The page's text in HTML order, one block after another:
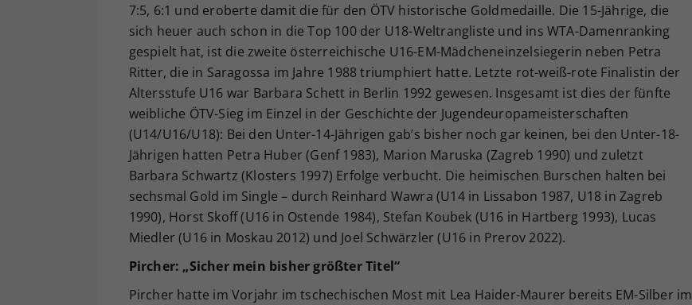
7:5, 6:1 und eroberte damit die für den ÖTV historische Goldmedaille. Die 15-Jährige, die
sich heuer auch schon in die Top 100 der U18-Weltrangliste und ins WTA-Damenranking
gespielt hat, ist die zweite österreichische U16-EM-Mädcheneinzelsiegerin neben Petra
Ritter, die in Saragossa im Jahre 1988 triumphiert hatte. Letzte rot-weiß-rote Finalistin der
Altersstufe U16 war Barbara Schett in Berlin 1992 gewesen. Insgesamt ist dies der fünfte
weibliche ÖTV-Sieg im Einzel in der Geschichte der Jugendeuropameisterschaften
(U14/U16/U18): Bei den Unter-14-Jährigen gab’s bisher noch gar keinen, bei den Unter-18-
Jährigen hatten Petra Huber (Genf 1983), Marion Maruska (Zagreb 1990) und zuletzt
Barbara Schwartz (Klosters 1997) Erfolge verbucht. Die heimischen Burschen halten bei
sechsmal Gold im Single – durch Reinhard Wawra (U14 in Lissabon 1987, U18 in Zagreb
1990), Horst Skoff (U16 in Ostende 1984), Stefan Koubek (U16 in Hartberg 1993), Lucas
Miedler (U16 in Moskau 2012) und Joel Schwärzler (U16 in Prerov 2022).
Pircher: „Sicher mein bisher größter Titel“
Pircher hatte im Vorjahr im tschechischen Most mit Lea Haider-Maurer bereits EM-Silber im